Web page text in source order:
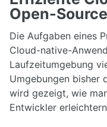
Open-
Die Aufgaben eines
Cloud-native-
Laufzeitumgebung
Umgebungen bisher
wird gezeigt, wie
Entwickler